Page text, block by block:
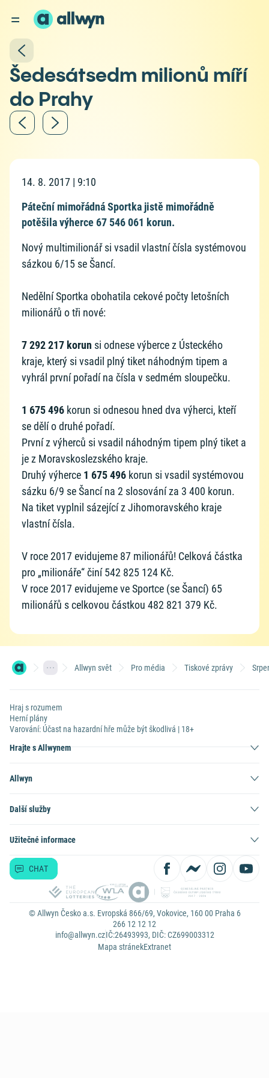
Šedesátsedm milionů míří
do Prahy
14. 8. 2017 | 9:10
Páteční mimořádná Sportka jistě mimořádně
potěšila výherce 67 546 061 korun.
Nový multimilionář si vsadil vlastní čísla systémovou
sázkou 6/15 se Šancí.
Nedělní Sportka obohatila cekové počty letošních
milionářů o tři nové:
7 292 217 korun si odnese výberce z Ústeckého
kraje, který si vsadil plný tiket náhodným tipem a
vyhrál první pořadí na čísla v sedmém sloupečku.
1 675 496 korun si odnesou hned dva výherci, kteří
se dělí o druhé pořadí.
První z výherců si vsadil náhodným tipem plný tiket a
je z Moravskoslezského kraje.
Druhý výherce 1 675 496 korun si vsadil systémovou
sázku 6/9 se Šancí na 2 slosování za 3 400 korun.
Na tiket vyplnil sázející z Jihomoravského kraje
vlastní čísla.
V roce 2017 evidujeme 87 milionářů! Celková částka
pro „milionáře“ činí 542 825 124 Kč.
V roce 2017 evidujeme ve Sportce (se Šancí) 65
milionářů s celkovou částkou 482 821 379 Kč.
Allwyn svět Pro média Tiskové zprávy
Hraj s rozumem
Herní plány
Varování: Účast na hazardní hře může být škodlivá | 18+
Hrajte s Allwynem
Allwyn
Další služby
Užitečné informace
CHAT
© Allwyn Česko a.s. Evropská 866/69, Vokovice, 160 00 Praha 6
266 12 12 12
info@allwyn.czIČ:26493993, DIČ: CZ699003312
Mapa stránekExtranet